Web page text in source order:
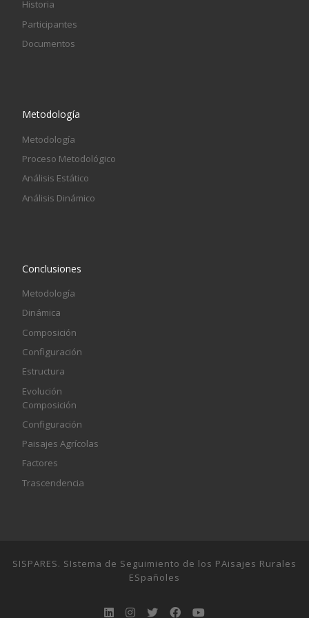
Historia
Participantes
Documentos
Metodología
Metodología
Proceso Metodológico
Análisis Estático
Análisis Dinámico
Conclusiones
Metodología
Dinámica
Composición
Configuración
Estructura
Evolución
Composición
Configuración
Paisajes Agrícolas
Factores
Trascendencia
SISPARES. SIstema de Seguimiento de los PAisajes Rurales
ESpañoles